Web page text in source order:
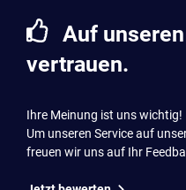
Auf
vertrauen.
Ihre Meinung ist uns wichtig!
Um unseren Service auf
freuen wir uns auf Ihr